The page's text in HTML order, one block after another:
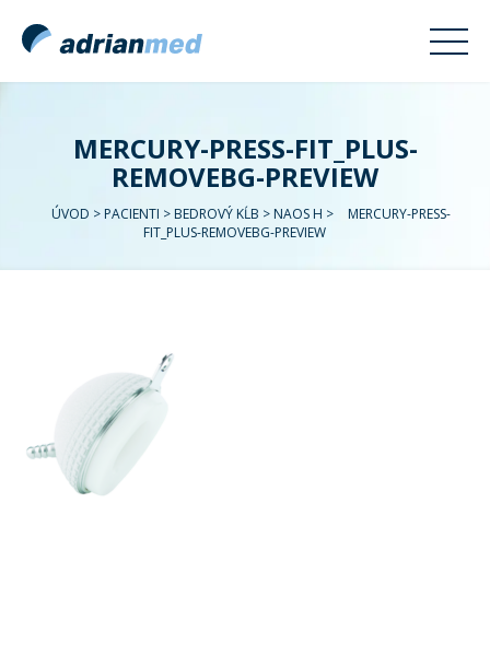
MERCURY-PRESS-FIT_PLUS-
REMOVEBG-PREVIEW
ÚVOD > PACIENTI > BEDROVÝ KĹB > NAOS H >
MERCURY-PRESS-
FIT_PLUS-REMOVEBG-PREVIEW